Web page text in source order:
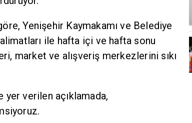
Yenişehir Kaymakamı ve Belediye
ile hafta içi ve hafta sonu
market ve alışveriş merkezlerini sıkı
verilen açıklamada,